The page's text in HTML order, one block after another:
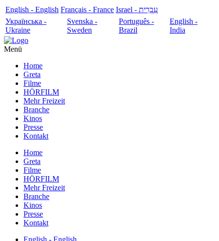
English - English Français - France
עִבְרִית - Israel
Українська -
Ukraine
Svenska -
Sweden
Português -
Brazil
English -
India
Menü
Home
Greta
Filme
HÖRFILM
Mehr Freizeit
Branche
Kinos
Presse
Kontakt
Home
Greta
Filme
HÖRFILM
Mehr Freizeit
Branche
Kinos
Presse
Kontakt
English - English